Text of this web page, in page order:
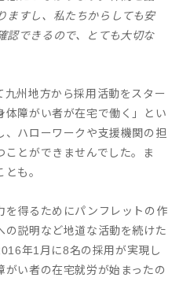
ますし、私たちからしても安
認できるので、とても大切な
九州地方から採用活動をスター
体障がい者が在宅で働く」とい
、ハローワークや支援機関の担
とができませんでした。ま
も。
を得るためにパンフレットの作
の説明など地道な活動を続けた
年1月に8名の採用が実現し
がい者の在宅就労が始まったの